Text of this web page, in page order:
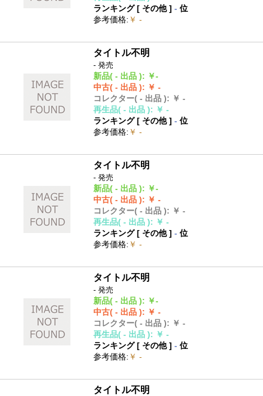
ランキング [ その他]- 位
参考価格: ￥ -
タイトル不明
- 発売
新品( - 出品 ): ￥-
中古( - 出品 ): ￥ -
コレクター( - 出品 ): ￥ -
再生品( - 出品 ): ￥ -
ランキング [ その他]- 位
参考価格: ￥ -
タイトル不明
- 発売
新品( - 出品 ): ￥-
中古( - 出品 ): ￥ -
コレクター( - 出品 ): ￥ -
再生品( - 出品 ): ￥ -
ランキング [ その他]- 位
参考価格: ￥ -
タイトル不明
- 発売
新品( - 出品 ): ￥-
中古( - 出品 ): ￥ -
コレクター( - 出品 ): ￥ -
再生品( - 出品 ): ￥ -
ランキング [ その他]- 位
参考価格: ￥ -
タイトル不明